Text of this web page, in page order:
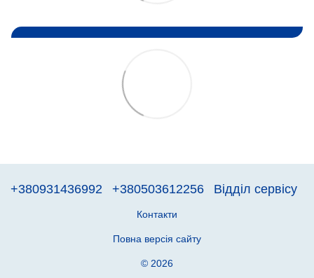
+380931436992 +380503612256 Відділ сервісу
Контакти
Повна версія сайту
© 2026